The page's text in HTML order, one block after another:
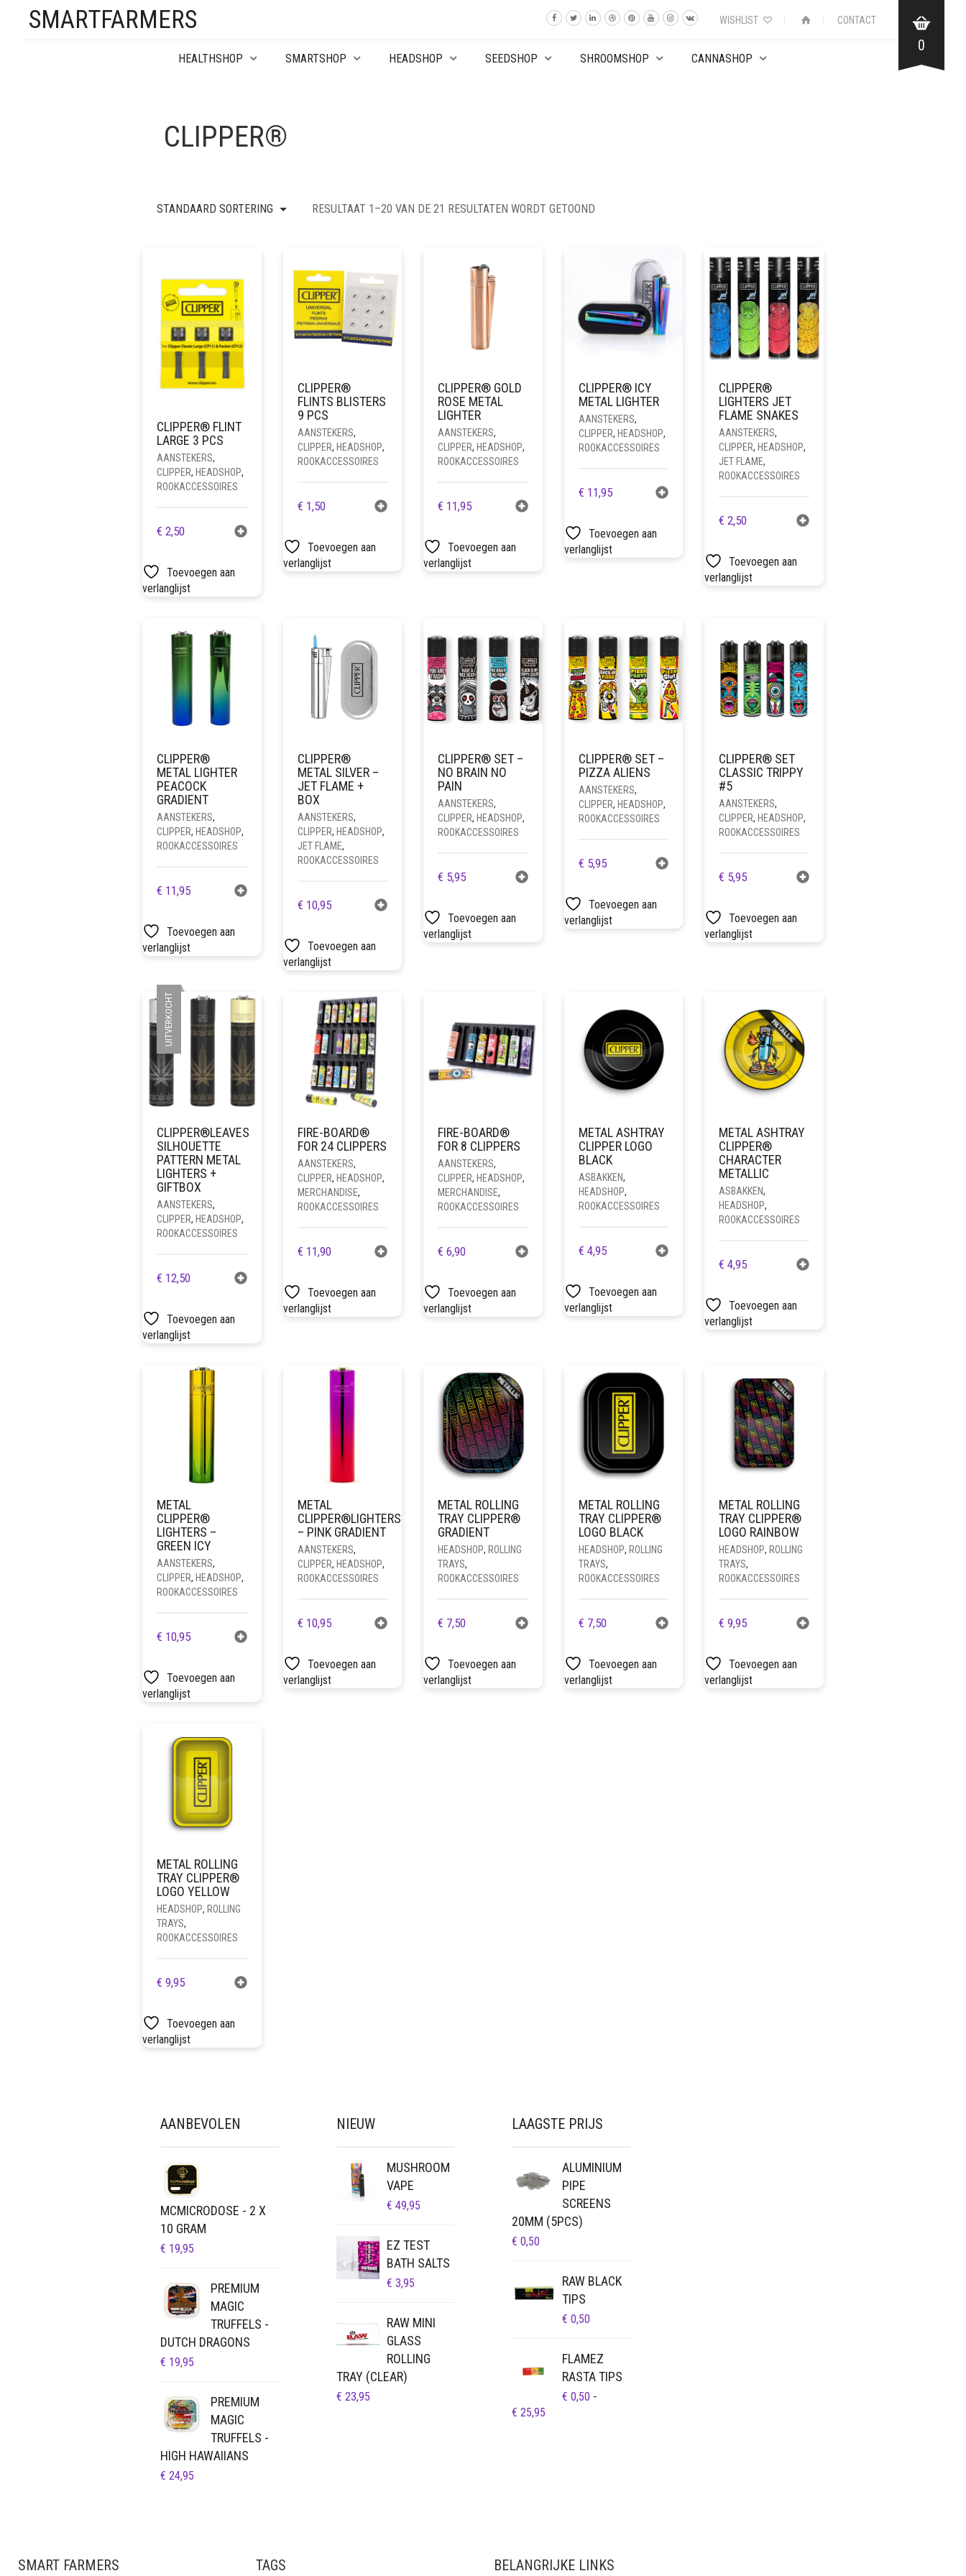
SMARTFARMERS WISHLIST CONTACT
0
HEALTHSHOP SMARTSHOP HEADSHOP SEEDSHOP SHROOMSHOP CANNASHOP
CLIPPER®
STANDAARD SORTERING RESULTAAT 1–20 VAN DE 21 RESULTATEN WORDT GETOOND
CLIPPER® FLINT
LARGE 3 PCS
AANSTEKERS,
CLIPPER, HEADSHOP,
ROOKACCESSOIRES
€ 2,50
Toevoegen aan
verlanglijst
CLIPPER®
FLINTS BLISTERS
9 PCS
AANSTEKERS,
CLIPPER, HEADSHOP,
ROOKACCESSOIRES
€ 1,50
Toevoegen aan
verlanglijst
CLIPPER® GOLD
ROSE METAL
LIGHTER
AANSTEKERS,
CLIPPER,HEADSHOP,
ROOKACCESSOIRES
€ 11,95
Toevoegen aan
verlanglijst
CLIPPER® ICY
METAL LIGHTER
AANSTEKERS,
CLIPPER, HEADSHOP,
ROOKACCESSOIRES
€ 11,95
Toevoegen aan
verlanglijst
CLIPPER®
LIGHTERS JET
FLAME SNAKES
AANSTEKERS,
CLIPPER,HEADSHOP,
JET FLAME,
ROOKACCESSOIRES
€ 2,50
Toevoegen aan
verlanglijst
CLIPPER®
METAL LIGHTER
PEACOCK
GRADIENT
AANSTEKERS,
CLIPPER, HEADSHOP,
ROOKACCESSOIRES
€ 11,95
Toevoegen aan
verlanglijst
CLIPPER®
METAL SILVER –
JET FLAME +
BOX
AANSTEKERS,
CLIPPER, HEADSHOP,
JET FLAME,
ROOKACCESSOIRES
€ 10,95
Toevoegen aan
verlanglijst
CLIPPER® SET –
NO BRAIN NO
PAIN
AANSTEKERS,
CLIPPER, HEADSHOP,
ROOKACCESSOIRES
€ 5,95
Toevoegen aan
verlanglijst
CLIPPER® SET –
PIZZA ALIENS
AANSTEKERS,
CLIPPER, HEADSHOP,
ROOKACCESSOIRES
€ 5,95
Toevoegen aan
verlanglijst
CLIPPER® SET
CLASSIC TRIPPY
#5
AANSTEKERS,
CLIPPER, HEADSHOP,
ROOKACCESSOIRES
€ 5,95
Toevoegen aan
verlanglijst
UITVERKOCHT
CLIPPER®LEAVES
SILHOUETTE
PATTERN METAL
LIGHTERS +
GIFTBOX
AANSTEKERS,
CLIPPER, HEADSHOP,
ROOKACCESSOIRES
€ 12,50
Toevoegen aan
verlanglijst
FIRE-BOARD®
FOR 24 CLIPPERS
AANSTEKERS,
CLIPPER, HEADSHOP,
MERCHANDISE,
ROOKACCESSOIRES
€ 11,90
Toevoegen aan
verlanglijst
FIRE-BOARD®
FOR 8 CLIPPERS
AANSTEKERS,
CLIPPER,HEADSHOP,
MERCHANDISE,
ROOKACCESSOIRES
€ 6,90
Toevoegen aan
verlanglijst
METAL ASHTRAY
CLIPPER LOGO
BLACK
ASBAKKEN,
HEADSHOP,
ROOKACCESSOIRES
€ 4,95
Toevoegen aan
verlanglijst
METAL ASHTRAY
CLIPPER®
CHARACTER
METALLIC
ASBAKKEN,
HEADSHOP,
ROOKACCESSOIRES
€ 4,95
Toevoegen aan
verlanglijst
METAL
CLIPPER®
LIGHTERS –
GREEN ICY
AANSTEKERS,
CLIPPER, HEADSHOP,
ROOKACCESSOIRES
€ 10,95
Toevoegen aan
verlanglijst
METAL
CLIPPER®LIGHTERS
– PINK GRADIENT
AANSTEKERS,
CLIPPER, HEADSHOP,
ROOKACCESSOIRES
€ 10,95
Toevoegen aan
verlanglijst
METAL ROLLING
TRAY CLIPPER®
GRADIENT
HEADSHOP, ROLLING
TRAYS,
ROOKACCESSOIRES
€ 7,50
Toevoegen aan
verlanglijst
METAL ROLLING
TRAY CLIPPER®
LOGO BLACK
HEADSHOP, ROLLING
TRAYS,
ROOKACCESSOIRES
€ 7,50
Toevoegen aan
verlanglijst
METAL ROLLING
TRAY CLIPPER®
LOGO RAINBOW
HEADSHOP, ROLLING
TRAYS,
ROOKACCESSOIRES
€ 9,95
Toevoegen aan
verlanglijst
METAL ROLLING
TRAY CLIPPER®
LOGO YELLOW
HEADSHOP, ROLLING
TRAYS,
ROOKACCESSOIRES
€ 9,95
Toevoegen aan
verlanglijst
AANBEVOLEN
MCMICRODOSE - 2 X
10 GRAM
€ 19,95
PREMIUM
MAGIC
TRUFFELS -
DUTCH DRAGONS
€ 19,95
PREMIUM
MAGIC
TRUFFELS -
HIGH HAWAIIANS
€ 24,95
NIEUW
MUSHROOM
VAPE
€ 49,95
EZ TEST
BATH SALTS
€ 3,95
RAW MINI
GLASS
ROLLING
TRAY (CLEAR)
€ 23,95
LAAGSTE PRIJS
ALUMINIUM
PIPE
SCREENS
20MM (5PCS)
€ 0,50
RAW BLACK
TIPS
€ 0,50
FLAMEZ
RASTA TIPS
€ 0,50 -
€ 25,95
SMART FARMERS TAGS BELANGRIJKE LINKS